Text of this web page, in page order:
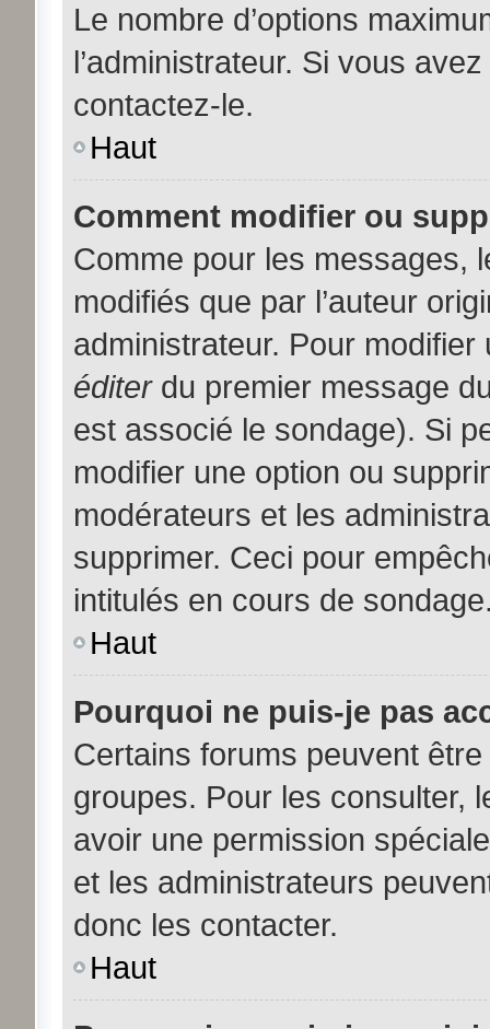
Le nombre d’options
l’administrateur. Si vous
contactez-le.
Haut
Comment modifier ou
Comme pour les messages,
modifiés que par l’auteur
administrateur. Pour
éditerdu premier message
est associé le sondage). Si
modifier une option ou
modérateurs et les
supprimer. Ceci pour
intitulés en cours de
Haut
Pourquoi ne puis-je pas
Certains forums peuvent
groupes. Pour les consulter,
avoir une permission
et les administrateurs
donc les contacter.
Haut